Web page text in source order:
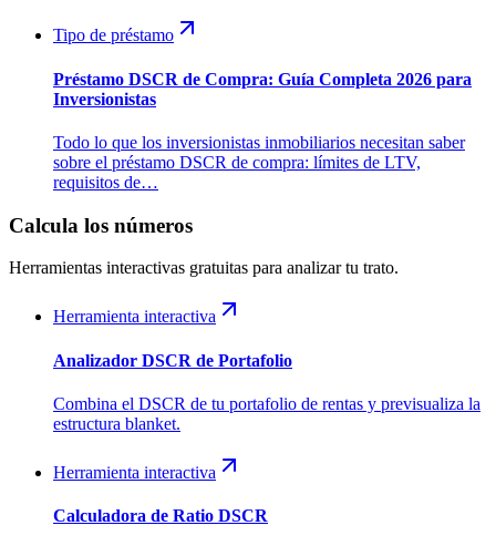
Tipo de préstamo
Préstamo DSCR de Compra: Guía Completa 2026 para
Inversionistas
Todo lo que los inversionistas inmobiliarios necesitan saber
sobre el préstamo DSCR de compra: límites de LTV,
requisitos de…
Calcula los números
Herramientas interactivas gratuitas para analizar tu trato.
Herramienta interactiva
Analizador DSCR de Portafolio
Combina el DSCR de tu portafolio de rentas y previsualiza la
estructura blanket.
Herramienta interactiva
Calculadora de Ratio DSCR